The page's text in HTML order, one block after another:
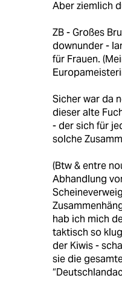
Aber ziemlich
ZB - Großes
downunder -
für Frauen.
Sicher war da
dieser alte
- der sich für
solche
(Btw & entre
Abhandlung
hab ich mich
taktisch so
der Kiwis -
sie die